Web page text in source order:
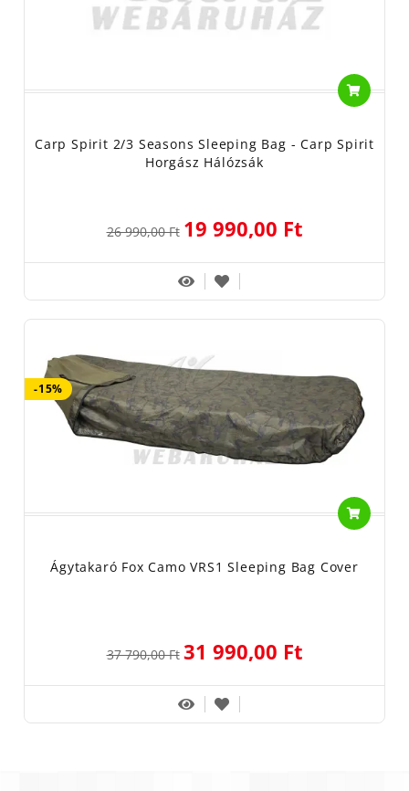
Carp Spirit 2/3 Seasons Sleeping Bag - Carp Spirit
Horgász Hálózsák
26 990,00 Ft 19 990,00 Ft
-15%
Ágytakaró Fox Camo VRS1 Sleeping Bag Cover
37 790,00 Ft 31 990,00 Ft